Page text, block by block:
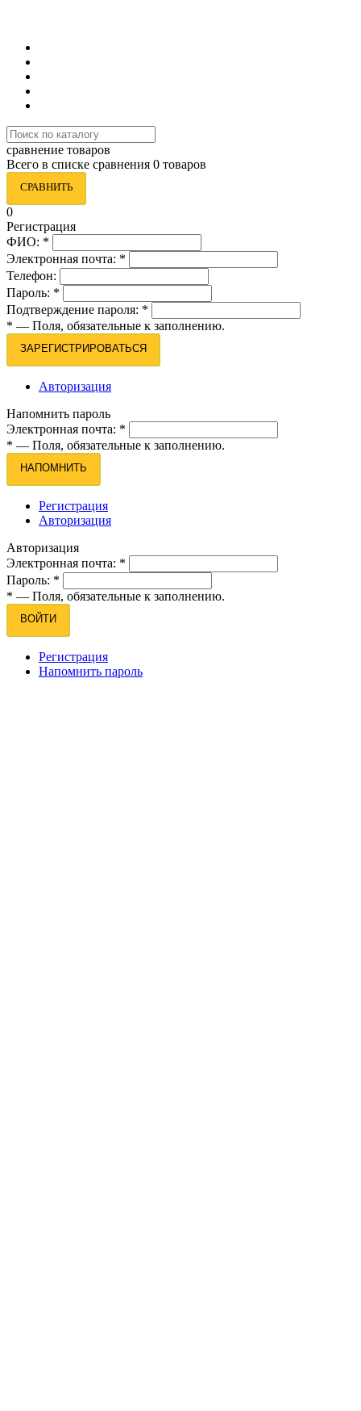
сравнение товаров
Всего в списке сравнения 0 товаров
СРАВНИТЬ
0
Регистрация
ФИО: *
Электронная почта: *
Телефон:
Пароль: *
Подтверждение пароля: *
* — Поля, обязательные к заполнению.
ЗАРЕГИСТРИРОВАТЬСЯ
Авторизация
Напомнить пароль
Электронная почта: *
* — Поля, обязательные к заполнению.
НАПОМНИТЬ
Регистрация
Авторизация
Авторизация
Электронная почта: *
Пароль: *
* — Поля, обязательные к заполнению.
ВОЙТИ
Регистрация
Напомнить пароль